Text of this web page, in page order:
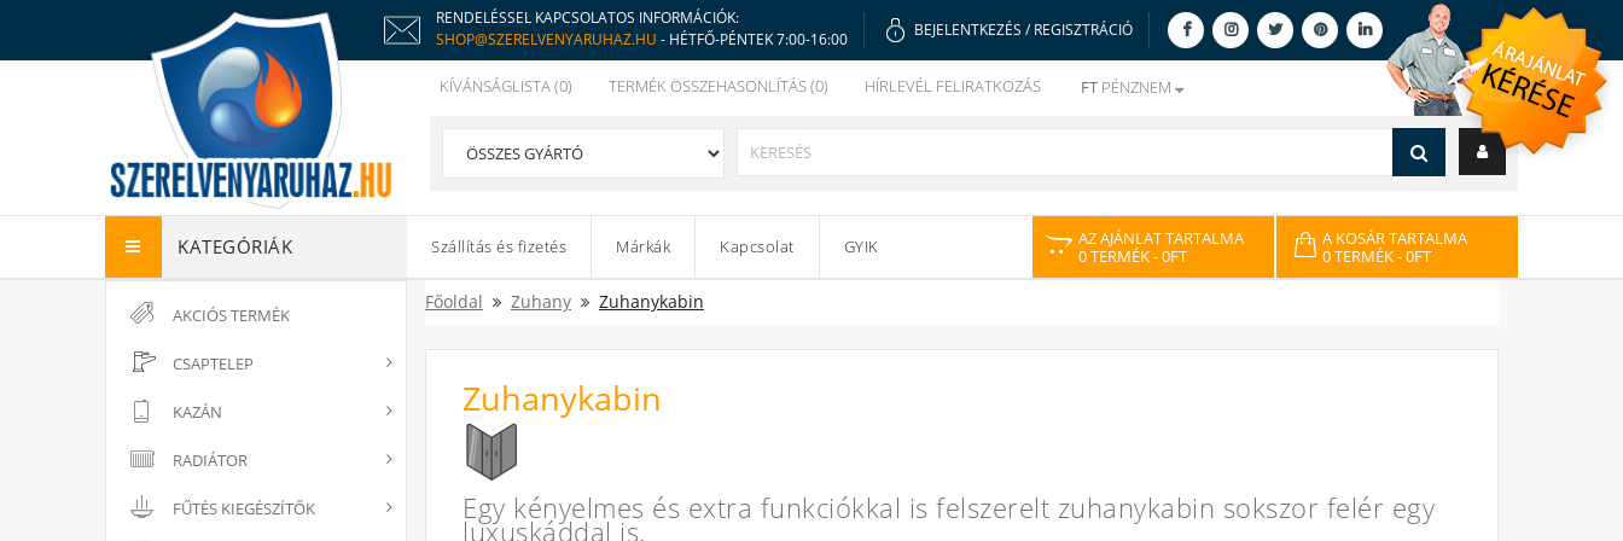
RENDELÉSSEL KAPCSOLATOS INFORMÁCIÓK:
SHOP@SZERELVENYARUHAZ.HU - HÉTFŐ-PÉNTEK 7:00-16:00
BEJELENTKEZÉS / REGISZTRÁCIÓ
KÍVÁNSÁGLISTA (0) TERMÉK ÖSSZEHASONLÍTÁS (0) HÍRLEVÉL FELIRATKOZÁS FT PÉNZNEM
KATEGÓRIÁK Szállítás és fizetés Márkák Kapcsolat GYIK
AZ AJÁNLAT TARTALMA
0 TERMÉK- 0FT
A KOSÁR TARTALMA
0 TERMÉK- 0FT
AKCIÓS TERMÉK
CSAPTELEP
KAZÁN
RADIÁTOR
FŰTÉS KIEGÉSZÍTŐK
Főoldal Zuhany Zuhanykabin
Zuhanykabin
Egy kényelmes és extra funkciókkal is felszerelt zuhanykabin sokszor felér egy
luxuskáddal is.